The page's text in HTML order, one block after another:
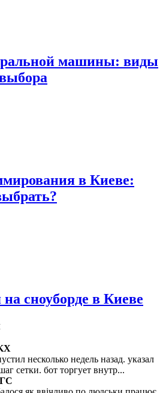
машины: виды
в Киеве:
на сноуборде в Киеве
несколько недель назад. указал
сетки. бот торгует внутр...